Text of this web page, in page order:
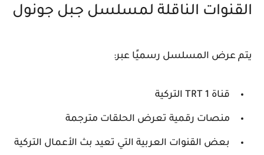
القنوات الناقلة لمسلسل جبل جونول
يتم عرض المسلسل رسميًا عبر:
قناة TRT 1 التركية
منصات رقمية تعرض الحلقات مترجمة
بعض القنوات العربية التي تعيد بث الأعمال التركية